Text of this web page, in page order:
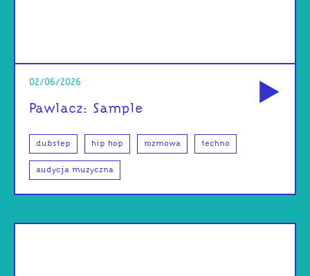
02/06/2026
Pawlacz: Sample
dubstep hip hop rozmowa techno
audycja muzyczna